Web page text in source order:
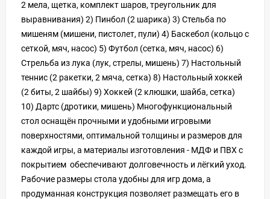
2 мела, щетка, комплект шаров, треугольник для
выравнивания) 2) Пинбол (2 шарика) 3) Стельба по
мишеням (мишени, пистолет, пули) 4) Баскебол (кольцо с
сеткой, мяч, насос) 5) Футбол (сетка, мяч, насос) 6)
Стрельба из лука (лук, стрелы, мишень) 7) Настольный
теннис (2 ракетки, 2 мяча, сетка) 8) Настольный хоккей
(2 биты, 2 шайбы) 9) Хоккей (2 клюшки, шайба, сетка)
10) Дартс (дротики, мишень) Многофункциональный
стол оснащён прочными и удобными игровыми
поверхностями, оптимальной толщины и размеров для
каждой игры, а материалы изготовления - МДФ и ПВХ с
покрытием обеспечивают долговечность и лёгкий уход.
Рабочие размеры стола удобны для игр дома, а
продуманная конструкция позволяет размещать его в